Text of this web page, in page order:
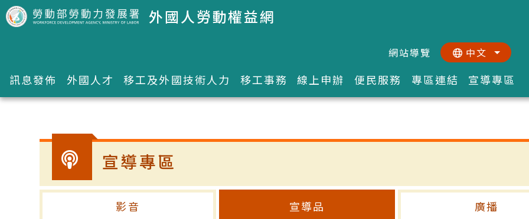
跳到主要內容區塊 外國人勞動權益網
:::網站導覽 中文
訊息發佈 外國人才 移工及外國技術人力 移工事務 線上申辦 便民服務 專區連結 宣導專區
宣導專區
影音 宣導品 廣播